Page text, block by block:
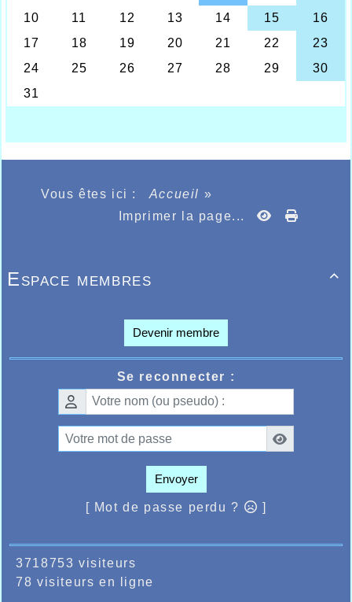
Vous êtes ici : Accueil »
Imprimer la page...

Espace membres
Devenir membre
Se reconnecter :
Envoyer
[ Mot de passe perdu ? ]
3718753 visiteurs
78 visiteurs en ligne